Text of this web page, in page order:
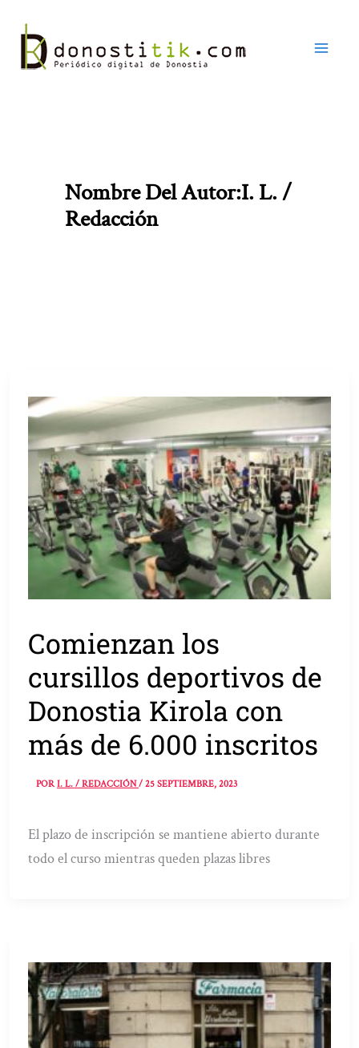
contenido
Nombre Del Autor:I. L. /
Redacción
Comienzan los
cursillos deportivos de
Donostia Kirola con
más de 6.000 inscritos
PORI. L. / REDACCIÓN/25 SEPTIEMBRE, 2023
El plazo de inscripción se mantiene abierto durante
todo el curso mientras queden plazas libres